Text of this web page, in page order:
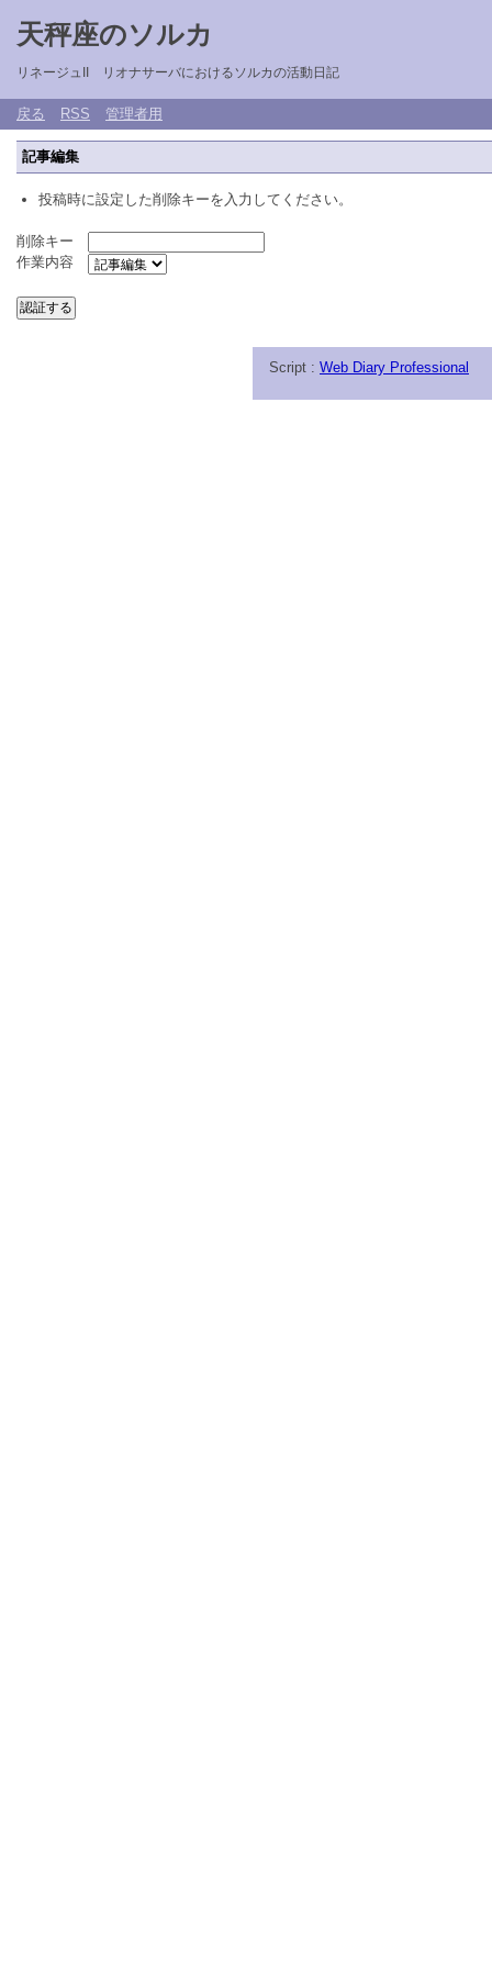
天秤座のソルカ
リネージュII リオナサーバにおけるソルカの活動日記
戻る RSS 管理者用
記事編集
投稿時に設定した削除キーを入力してください。
削除キー
作業内容
Script : Web Diary Professional